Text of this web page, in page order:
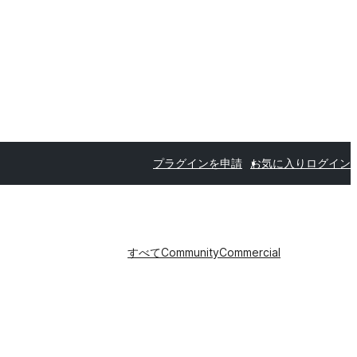
プラグインを申請 お気に入り ログイン
すべてCommunityCommercial